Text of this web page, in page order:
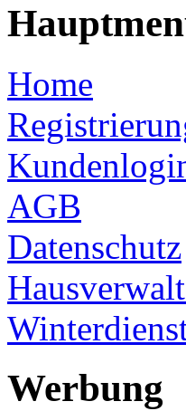
Home
AGB
Datenschutz
Werbung